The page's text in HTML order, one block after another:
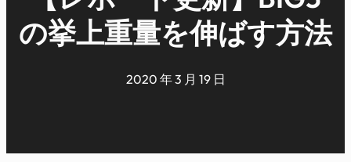
の挙上重量を伸ばす方法
2020 年 3 月 19 日